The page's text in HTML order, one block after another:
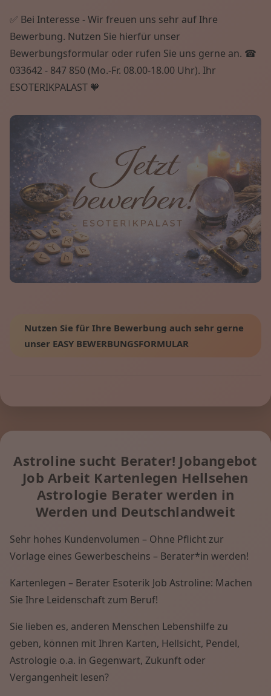
✅ Bei Interesse - Wir freuen uns sehr auf Ihre
Bewerbung. Nutzen Sie hierfür unser
Bewerbungsformular oder rufen Sie uns gerne an. ☎
033642 - 847 850 (Mo.-Fr. 08.00-18.00 Uhr). Ihr
ESOTERIKPALAST 🧡
Nutzen Sie für Ihre Bewerbung auch sehr gerne
unser EASY BEWERBUNGSFORMULAR
Astroline sucht Berater! Jobangebot
Job Arbeit Kartenlegen Hellsehen
Astrologie Berater werden in
Werden und Deutschlandweit
Sehr hohes Kundenvolumen – Ohne Pflicht zur
Vorlage eines Gewerbescheins – Berater*in werden!
Kartenlegen – Berater Esoterik Job Astroline: Machen
Sie Ihre Leidenschaft zum Beruf!
Sie lieben es, anderen Menschen Lebenshilfe zu
geben, können mit Ihren Karten, Hellsicht, Pendel,
Astrologie o.a. in Gegenwart, Zukunft oder
Vergangenheit lesen?